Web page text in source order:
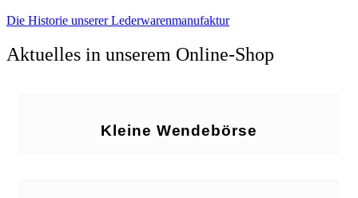
Die Historie unserer Lederwarenmanufaktur
Aktuelles in unserem Online-Shop
Kleine Wendebörse